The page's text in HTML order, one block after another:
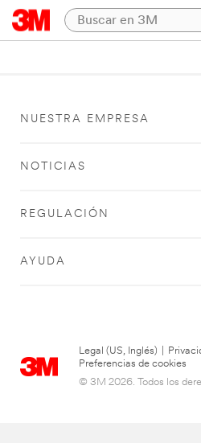
NUESTRA EMPRESA
NOTICIAS
REGULACIÓN
AYUDA
Legal (US, Inglés)
Preferencias de cookies
© 3M 2026. Todos los